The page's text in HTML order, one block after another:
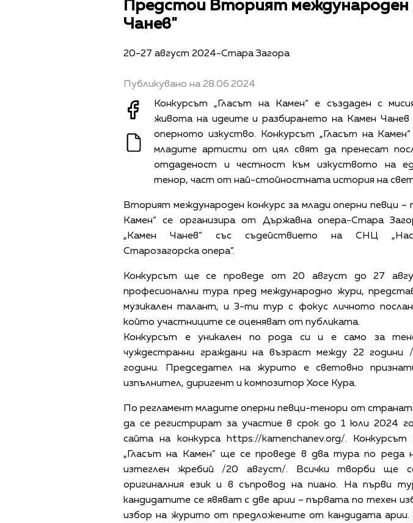
Предстои Вторият международен
Чанев"
20-27 август 2024-Стара Загора
Публикувано на 28.06.2024
Конкурсът „Гласът на Камен“ е създаден с
живота на идеите и разбирането на Камен
оперното изкуство. Конкурсът „Гласът на
младите артисти от цял свят да пренесат
отдаденост и честност към изкуството на
тенор, част от най-стойностната история на
Вторият международен конкурс за млади оперни певци –
Камен“ се организира от Държавна опера-Стара
„Камен Чанев“ със съдействието на СНЦ
Старозагорска опера”.
Конкурсът ще се проведе от 20 август до 27
професионални тура пред международно жури,
музикален талант, и 3-ти тур с фокус личното
който участниците се оценяват от публиката.
Конкурсът е уникален по рода си и е само за
чуждестранни граждани на възраст между 22
години. Председател на журито е световно
изпълнител, диригент и композитор Хосе Кура.
По регламент младите оперни певци-тенори от
да се регистрират за участие в срок до 1 юли 2024
сайта на конкурса https://kamenchanev.org/.
„Гласът на Камен” ще се проведе в два тура по реда
изтеглен жребий /20 август/. Всички творби ще
оригиналния език и в съпровод на пиано. На първи
кандидатите се явяват с две арии – първата по техен
избор на журито от предложените от кандидата